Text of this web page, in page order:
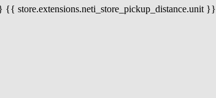
{{ store.extensions.neti_store_pickup_distance.unit }}